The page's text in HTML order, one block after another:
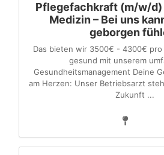
Pflegefachkraft (m/w/d)
Medizin – Bei uns
geborgen
Das bieten wir 3500€ - 4300€
gesund mit unserem
Gesundheitsmanagement Deine
am Herzen: Unser Betriebsarzt
Zukunft ...